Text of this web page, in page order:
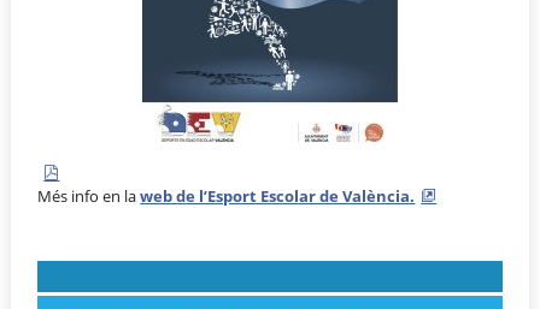
Més info en laweb de l’Esport Escolar de València.